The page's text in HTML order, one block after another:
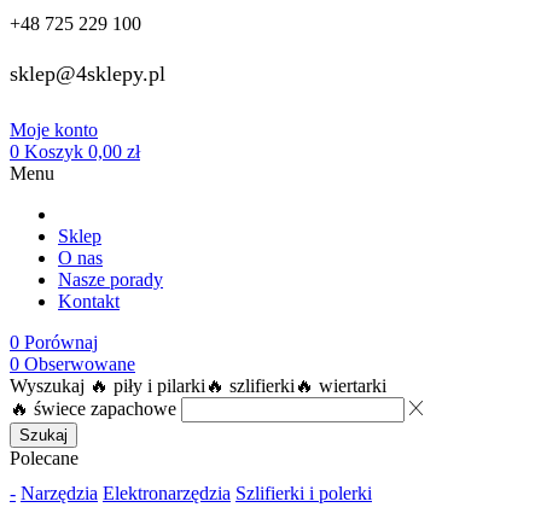
+48 725 229 100
sklep@4sklepy.pl
Moje konto
0 Koszyk 0,00 zł
Menu
Sklep
O nas
Nasze porady
Kontakt
0 Porównaj
0 Obserwowane
Wyszukaj 🔥 piły i pilarki 🔥 szlifierki 🔥 wiertarki
🔥 świece zapachowe
Szukaj
Polecane
- Narzędzia Elektronarzędzia Szlifierki i polerki